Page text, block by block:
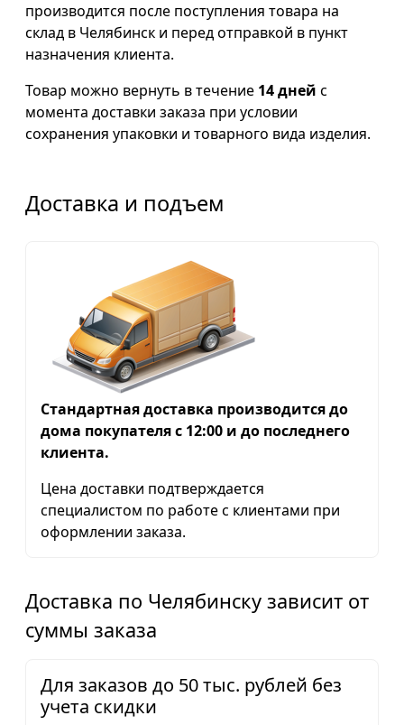
производится после поступления товара на
склад в Челябинск и перед отправкой в пункт
назначения клиента.
Товар можно вернуть в течение 14 дней с
момента доставки заказа при условии
сохранения упаковки и товарного вида изделия.
Доставка и подъем
Стандартная доставка производится до
дома покупателя с 12:00 и до последнего
клиента.
Цена доставки подтверждается
специалистом по работе с клиентами при
оформлении заказа.
Доставка по Челябинску зависит от
суммы заказа
Для заказов до 50 тыс. рублей без
учета скидки